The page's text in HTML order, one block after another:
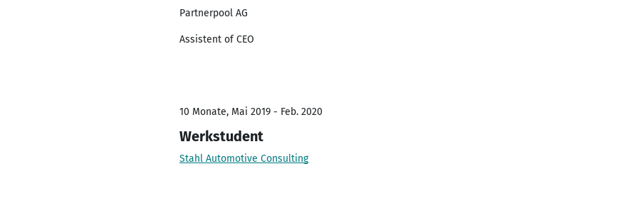
Partnerpool AG
Assistent of CEO
10 Monate, Mai 2019 - Feb. 2020
Werkstudent
Stahl Automotive Consulting